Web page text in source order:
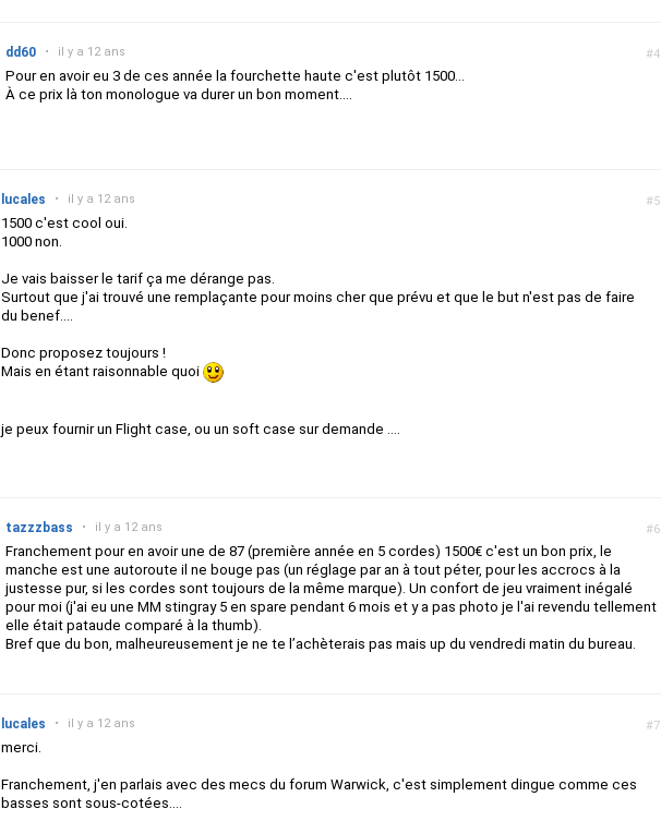
#4
dd60 • il y a 12 ans
Pour en avoir eu 3 de ces année la fourchette haute c'est plutôt 1500...
À ce prix là ton monologue va durer un bon moment....
#5
lucales • il y a 12 ans
1500 c'est cool oui.
1000 non.
Je vais baisser le tarif ça me dérange pas.
Surtout que j'ai trouvé une remplaçante pour moins cher que prévu et que le but n'est pas de faire
du benef....
Donc proposez toujours !
Mais en étant raisonnable quoi
je peux fournir un Flight case, ou un soft case sur demande ....
#6
tazzzbass • il y a 12 ans
Franchement pour en avoir une de 87 (première année en 5 cordes) 1500€ c'est un bon prix, le
manche est une autoroute il ne bouge pas (un réglage par an à tout péter, pour les accrocs à la
justesse pur, si les cordes sont toujours de la même marque). Un confort de jeu vraiment inégalé
pour moi (j'ai eu une MM stingray 5 en spare pendant 6 mois et y a pas photo je l'ai revendu tellement
elle était pataude comparé à la thumb).
Bref que du bon, malheureusement je ne te l’achèterais pas mais up du vendredi matin du bureau.
#7
lucales • il y a 12 ans
merci.
Franchement, j'en parlais avec des mecs du forum Warwick, c'est simplement dingue comme ces
basses sont sous-cotées....